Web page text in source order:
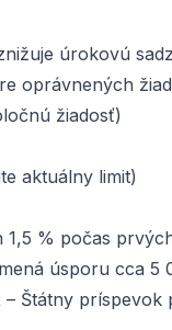
úrokovú
oprávnených
žiadosť)
aktuálny limit)
1,5 % počas
úsporu cca 5
– Štátny príspevok